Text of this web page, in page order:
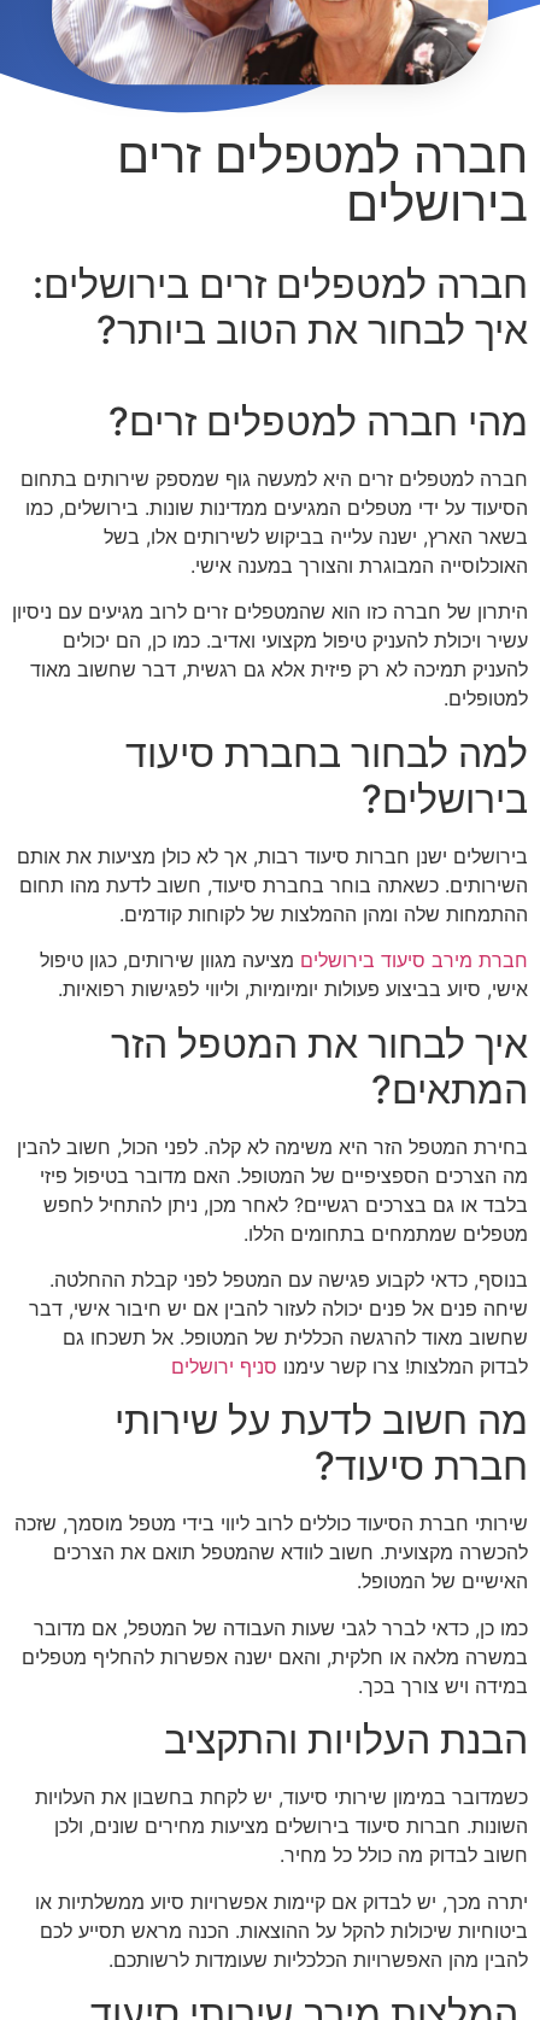
חברה למטפלים זרים
בירושלים
חברה למטפלים זרים בירושלים:
איך לבחור את הטוב ביותר?
מהי חברה למטפלים זרים?
חברה למטפלים זרים היא למעשה גוף שמספק שירותים בתחום
הסיעוד על ידי מטפלים המגיעים ממדינות שונות. בירושלים, כמו
בשאר הארץ, ישנה עלייה בביקוש לשירותים אלו, בשל
האוכלוסייה המבוגרת והצורך במענה אישי.
היתרון של חברה כזו הוא שהמטפלים זרים לרוב מגיעים עם ניסיון
עשיר ויכולת להעניק טיפול מקצועי ואדיב. כמו כן, הם יכולים
להעניק תמיכה לא רק פיזית אלא גם רגשית, דבר שחשוב מאוד
למטופלים.
למה לבחור בחברת סיעוד
בירושלים?
בירושלים ישנן חברות סיעוד רבות, אך לא כולן מציעות את אותם
השירותים. כשאתה בוחר בחברת סיעוד, חשוב לדעת מהו תחום
ההתמחות שלה ומהן ההמלצות של לקוחות קודמים.
חברת מירב סיעוד בירושלים מציעה מגוון שירותים, כגון טיפול
אישי, סיוע בביצוע פעולות יומיומיות, וליווי לפגישות רפואיות.
איך לבחור את המטפל הזר
המתאים?
בחירת המטפל הזר היא משימה לא קלה. לפני הכול, חשוב להבין
מה הצרכים הספציפיים של המטופל. האם מדובר בטיפול פיזי
בלבד או גם בצרכים רגשיים? לאחר מכן, ניתן להתחיל לחפש
מטפלים שמתמחים בתחומים הללו.
בנוסף, כדאי לקבוע פגישה עם המטפל לפני קבלת ההחלטה.
שיחה פנים אל פנים יכולה לעזור להבין אם יש חיבור אישי, דבר
שחשוב מאוד להרגשה הכללית של המטופל. אל תשכחו גם
לבדוק המלצות! צרו קשר עימנו סניף ירושלים
מה חשוב לדעת על שירותי
חברת סיעוד?
שירותי חברת הסיעוד כוללים לרוב ליווי בידי מטפל מוסמך, שזכה
להכשרה מקצועית. חשוב לוודא שהמטפל תואם את הצרכים
האישיים של המטופל.
כמו כן, כדאי לברר לגבי שעות העבודה של המטפל, אם מדובר
במשרה מלאה או חלקית, והאם ישנה אפשרות להחליף מטפלים
במידה ויש צורך בכך.
הבנת העלויות והתקציב
כשמדובר במימון שירותי סיעוד, יש לקחת בחשבון את העלויות
השונות. חברות סיעוד בירושלים מציעות מחירים שונים, ולכן
חשוב לבדוק מה כולל כל מחיר.
יתרה מכך, יש לבדוק אם קיימות אפשרויות סיוע ממשלתיות או
ביטוחיות שיכולות להקל על ההוצאות. הכנה מראש תסייע לכם
להבין מהן האפשרויות הכלכליות שעומדות לרשותכם.